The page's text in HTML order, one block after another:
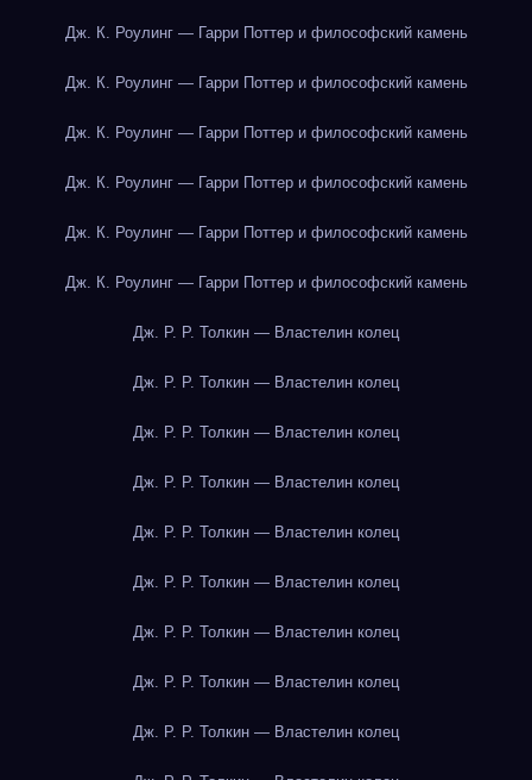
Дж. К. Роулинг — Гарри Поттер и философский камень
Дж. К. Роулинг — Гарри Поттер и философский камень
Дж. К. Роулинг — Гарри Поттер и философский камень
Дж. К. Роулинг — Гарри Поттер и философский камень
Дж. К. Роулинг — Гарри Поттер и философский камень
Дж. К. Роулинг — Гарри Поттер и философский камень
Дж. Р. Р. Толкин — Властелин колец
Дж. Р. Р. Толкин — Властелин колец
Дж. Р. Р. Толкин — Властелин колец
Дж. Р. Р. Толкин — Властелин колец
Дж. Р. Р. Толкин — Властелин колец
Дж. Р. Р. Толкин — Властелин колец
Дж. Р. Р. Толкин — Властелин колец
Дж. Р. Р. Толкин — Властелин колец
Дж. Р. Р. Толкин — Властелин колец